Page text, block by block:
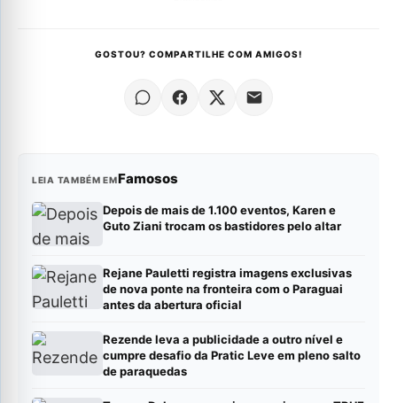
GOSTOU? COMPARTILHE COM AMIGOS!
LEIA TAMBÉM EMFamosos
Depois de mais de 1.100 eventos, Karen e
Guto Ziani trocam os bastidores pelo altar
Rejane Pauletti registra imagens exclusivas
de nova ponte na fronteira com o Paraguai
antes da abertura oficial
Rezende leva a publicidade a outro nível e
cumpre desafio da Pratic Leve em pleno salto
de paraquedas